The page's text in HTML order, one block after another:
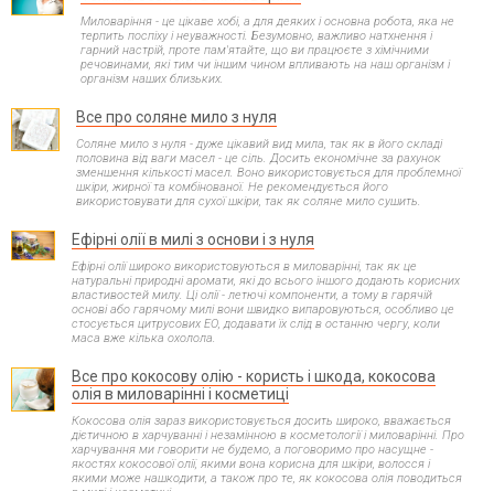
Миловаріння - це цікаве хобі, а для деяких і основна робота, яка не
терпить поспіху і неуважності. Безумовно, важливо натхнення і
гарний настрій, проте пам'ятайте, що ви працюєте з хімічними
речовинами, які тим чи іншим чином впливають на наш організм і
організм наших близьких.
Все про соляне мило з нуля
Соляне мило з нуля - дуже цікавий вид мила, так як в його складі
половина від ваги масел - це сіль. Досить економічне за рахунок
зменшення кількості масел. Воно використовується для проблемної
шкіри, жирної та комбінованої. Не рекомендується його
використовувати для сухої шкіри, так як соляне мило сушить.
Ефірні олії в милі з основи і з нуля
Ефірні олії широко використовуються в миловарінні, так як це
натуральні природні аромати, які до всього іншого додають корисних
властивостей милу. Ці олії - летючі компоненти, а тому в гарячій
основі або гарячому милі вони швидко випаровуються, особливо це
стосується цитрусових ЕО, додавати їх слід в останню чергу, коли
маса вже кілька охолола.
Все про кокосову олію - користь і шкода, кокосова
олія в миловарінні і косметиці
Кокосова олія зараз використовується досить широко, вважається
дієтичною в харчуванні і незамінною в косметології і миловарінні. Про
харчування ми говорити не будемо, а поговоримо про насущне -
якостях кокосової олії, якими вона корисна для шкіри, волосся і
якими може нашкодити, а також про те, як кокосова олія поводиться